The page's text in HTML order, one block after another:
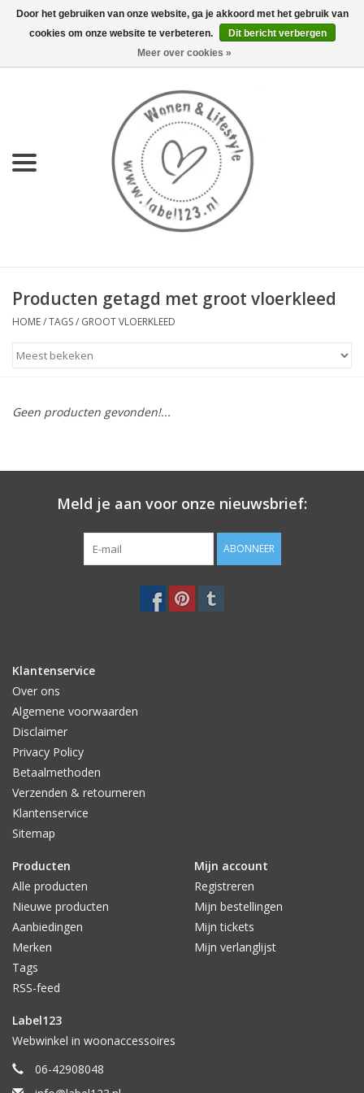
0 Artikelen - €0,00
KEUKEN
LIFESTYLE
MEUBELS
Producten getagd met groot vloerkleed
HOME/TAGS/ GROOT VLOERKLEED
Geen producten gevonden!...
Meld je aan voor onze nieuwsbrief:
ABONNEER
Klantenservice
Over ons
Algemene voorwaarden
Disclaimer
Privacy Policy
Betaalmethoden
Verzenden & retourneren
Klantenservice
Sitemap
Producten
Alle producten
Nieuwe producten
Aanbiedingen
Merken
Tags
RSS-feed
Mijn account
Registreren
Mijn bestellingen
Mijn tickets
Mijn verlanglijst
Label123
Webwinkel in woonaccessoires
06-42908048
Door het gebruiken van onze website, ga je akkoord met het gebruik van
cookies om onze website te verbeteren.
Dit bericht verbergen
Meer over cookies »